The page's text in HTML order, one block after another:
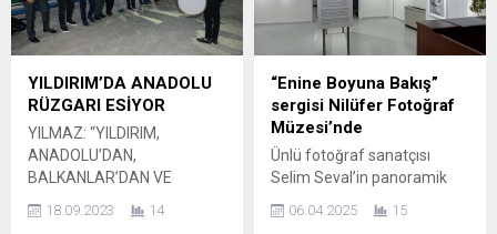
YILDIRIM’DA ANADOLU
RÜZGARI ESİYOR
YILMAZ: “YILDIRIM,
ANADOLU’DAN,
BALKANLAR’DAN VE
GÖÇ EDENLERİN İLK
18.09.2023 14
“Enine Boyuna Bakış”
sergisi Nilüfer Fotoğraf
Müzesi’nde
Ünlü fotoğraf sanatçısı
Selim Seval’in panoramik
“Enine Boyuna Bakış” isimli
06.04.2025 15